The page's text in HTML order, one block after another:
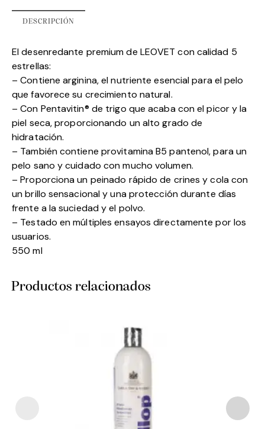
DESCRIPCIÓN
El desenredante premium de LEOVET con calidad 5
estrellas:
– Contiene arginina, el nutriente esencial para el pelo
que favorece su crecimiento natural.
– Con Pentavitin® de trigo que acaba con el picor y la
piel seca, proporcionando un alto grado de
hidratación.
– También contiene provitamina B5 pantenol, para un
pelo sano y cuidado con mucho volumen.
– Proporciona un peinado rápido de crines y cola con
un brillo sensacional y una protección durante días
frente a la suciedad y el polvo.
– Testado en múltiples ensayos directamente por los
usuarios.
550 ml
Productos relacionados